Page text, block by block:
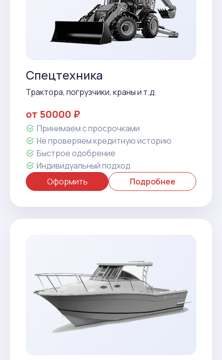
Спецтехника
Трактора, погрузчики, краны и т.д.
от 50000 ₽
Принимаем с просрочками
Не проверяем кредитную историю
Быстрое одобрение
Индивидуальный подход
Оформить
Подробнее